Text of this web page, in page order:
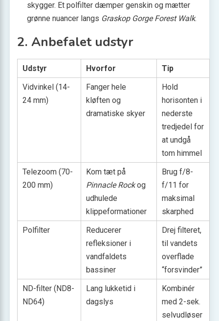
skygger. Et polfilter dæmper genskin og mætter
grønne nuancer langs Graskop Gorge Forest Walk.
2. Anbefalet udstyr
Udstyr Hvorfor
Tip
Vidvinkel (14-
24 mm)
Fanger hele
kløften og
dramatiske skyer
Hold
horisonten i
nederste
tredjedel for
at undgå
tom himmel
Telezoom (70-
200 mm)
Kom tæt på
Pinnacle Rockog
udhulede
klippeformationer
Brug f/8-
f/11 for
maksimal
skarphed
Polfilter
Reducerer
refleksioner i
vandfaldets
bassiner
Drej filteret,
til vandets
overflade
“forsvinder”
ND-filter (ND8-
ND64)
Lang lukketid i
dagslys
Kombinér
med 2-sek.
selvudløser